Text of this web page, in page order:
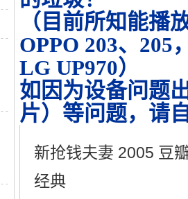
（目前所知能播
OPPO 203、205
LG UP970）
如因为设备问题
片）等问题，请
新抢钱夫妻 2005 豆
经典